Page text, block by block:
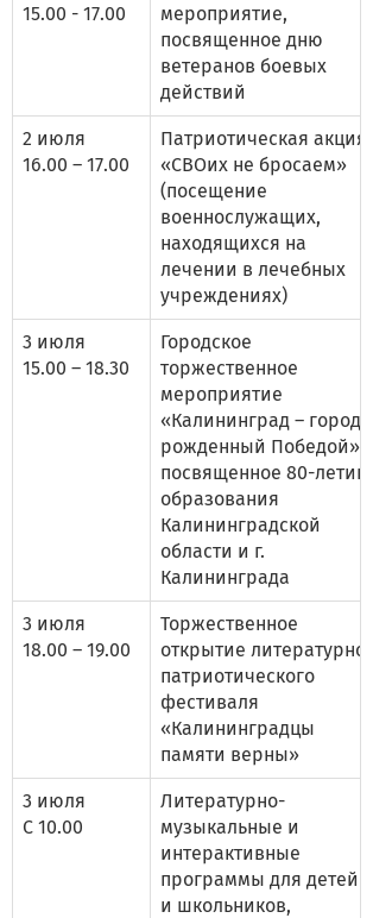
15.00 - 17.00
мероприятие,
посвященное дню
ветеранов боевых
действий
2 июля
16.00 – 17.00
Патриотическая акция
«СВОих не бросаем»
(посещение
военнослужащих,
находящихся на
лечении в лечебных
учреждениях)
3 июля
15.00 – 18.30
Городское
торжественное
мероприятие
«Калининград – город,
рожденный Победой»,
посвященное 80-летию
образования
Калининградской
области и г.
Калининграда
3 июля
18.00 – 19.00
Торжественное
открытие литературно-
патриотического
фестиваля
«Калининградцы
памяти верны»
3 июля
С 10.00
Литературно-
музыкальные и
интерактивные
программы для детей
и школьников,